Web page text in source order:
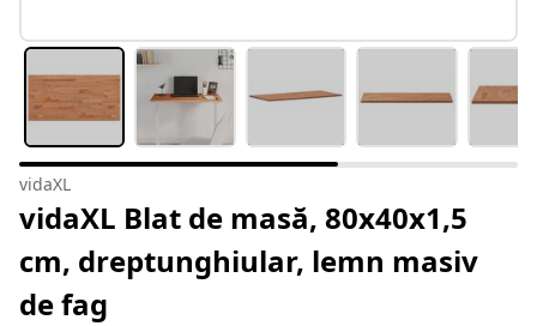
vidaXL
vidaXL Blat de masă, 80x40x1,5
cm, dreptunghiular, lemn masiv
de fag